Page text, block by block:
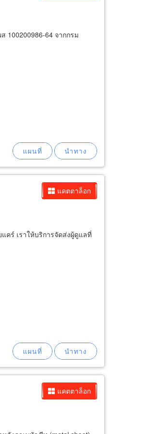
100200986-64 จากกรม
แคตตาล็อก
คร์ เราให้บริการจัดส่งผู้ดูแลที่
แคตตาล็อก